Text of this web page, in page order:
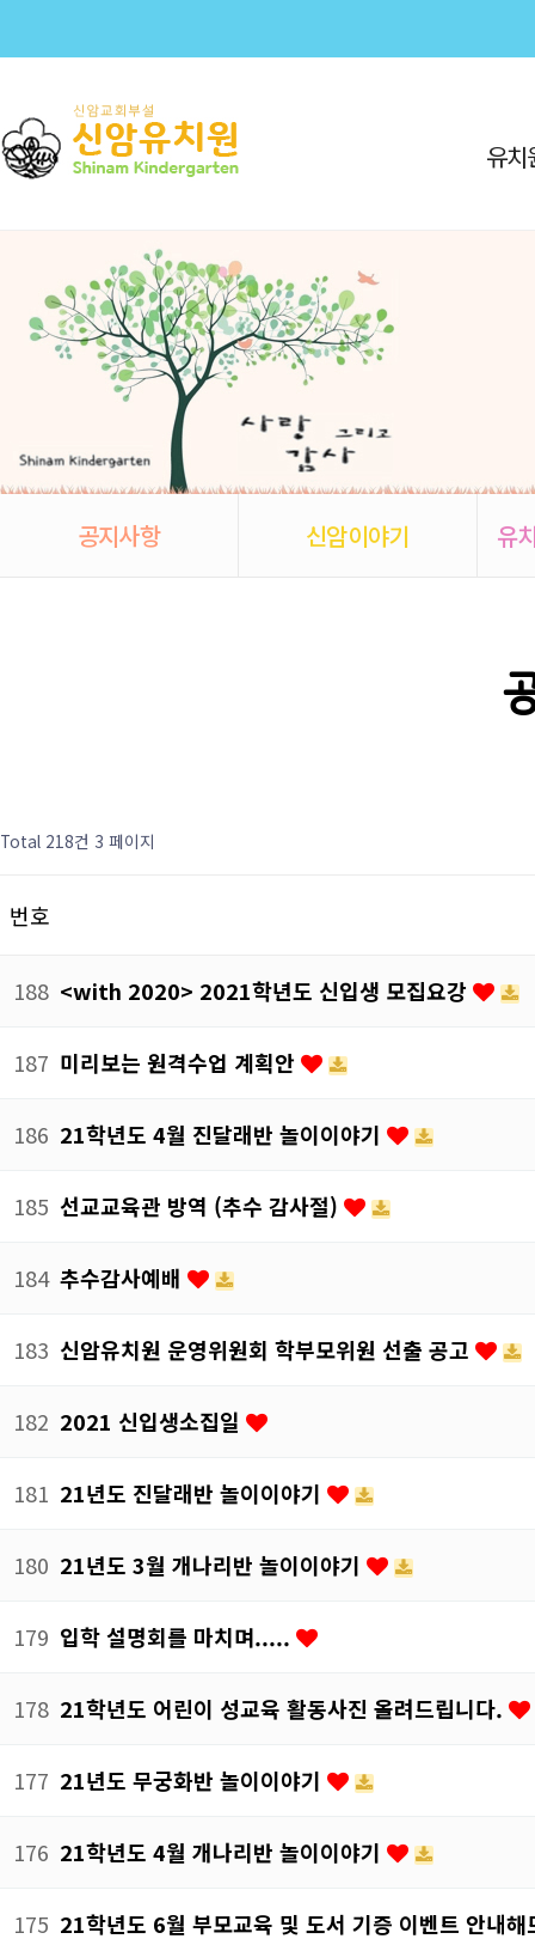
유
공지사항 신암이야기 유
Total 218건 3 페이지
번호
188 <with 2020> 2021학년도 신입생 모집요강
187 미리보는 원격수업 계획안
186 21학년도 4월 진달래반 놀이이야기
185 선교교육관 방역 (추수 감사절)
184 추수감사예배
183 신암유치원 운영위원회 학부모위원 선출 공고
182 2021 신입생소집일
181 21년도 진달래반 놀이이야기
180 21년도 3월 개나리반 놀이이야기
179 입학 설명회를 마치며.....
178 21학년도 어린이 성교육 활동사진 올려드립니다.
177 21년도 무궁화반 놀이이야기
176 21학년도 4월 개나리반 놀이이야기
175 21학년도 6월 부모교육 및 도서 기증 이벤트 안내